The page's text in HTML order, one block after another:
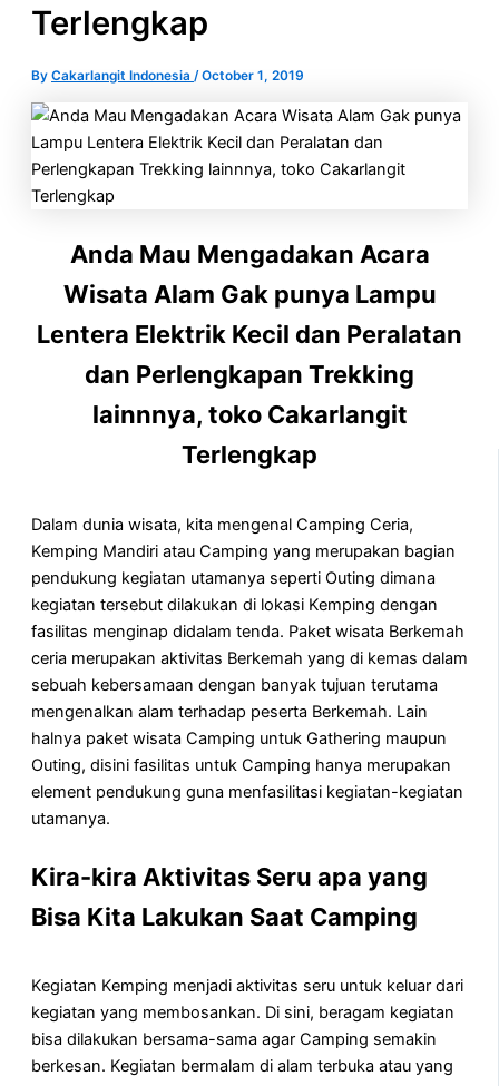
Terlengkap
By Cakarlangit Indonesia /October 1, 2019
Anda Mau Mengadakan Acara
Wisata Alam Gak punya Lampu
Lentera Elektrik Kecil dan Peralatan
dan Perlengkapan Trekking
lainnnya, toko Cakarlangit
Terlengkap
Dalam dunia wisata, kita mengenal Camping Ceria,
Kemping Mandiri atau Camping yang merupakan bagian
pendukung kegiatan utamanya seperti Outing dimana
kegiatan tersebut dilakukan di lokasi Kemping dengan
fasilitas menginap didalam tenda. Paket wisata Berkemah
ceria merupakan aktivitas Berkemah yang di kemas dalam
sebuah kebersamaan dengan banyak tujuan terutama
mengenalkan alam terhadap peserta Berkemah. Lain
halnya paket wisata Camping untuk Gathering maupun
Outing, disini fasilitas untuk Camping hanya merupakan
element pendukung guna menfasilitasi kegiatan-kegiatan
utamanya.
Kira-kira Aktivitas Seru apa yang
Bisa Kita Lakukan Saat Camping
Kegiatan Kemping menjadi aktivitas seru untuk keluar dari
kegiatan yang membosankan. Di sini, beragam kegiatan
bisa dilakukan bersama-sama agar Camping semakin
berkesan. Kegiatan bermalam di alam terbuka atau yang